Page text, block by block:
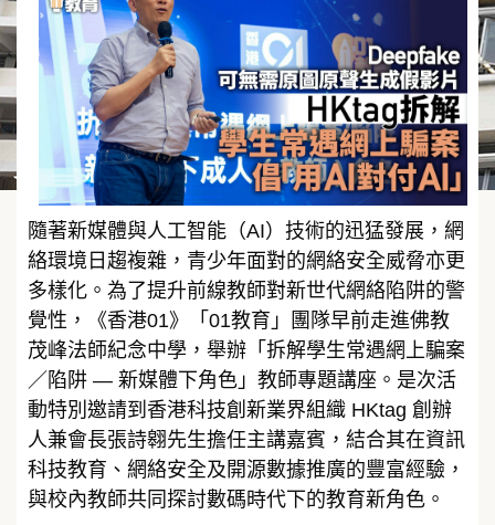
隨著新媒體與人工智能（AI）技術的迅猛發展，網
絡環境日趨複雜，青少年面對的網絡安全威脅亦更
多樣化。為了提升前線教師對新世代網絡陷阱的警
覺性，《香港01》「01教育」團隊早前走進佛教
茂峰法師紀念中學，舉辦「拆解學生常遇網上騙案
／陷阱 — 新媒體下角色」教師專題講座。是次活
動特別邀請到香港科技創新業界組織 HKtag 創辦
人兼會長張詩翱先生擔任主講嘉賓，結合其在資訊
科技教育、網絡安全及開源數據推廣的豐富經驗，
與校內教師共同探討數碼時代下的教育新角色。